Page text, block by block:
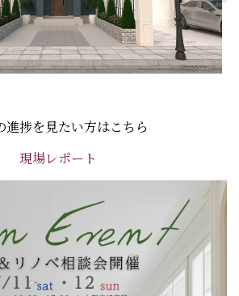
進捗を見たい方はこちら
現場レポート